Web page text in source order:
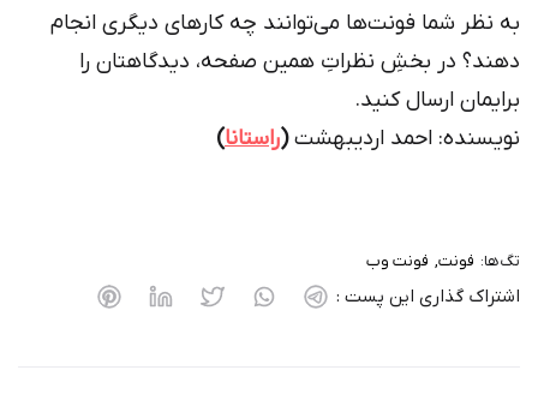
به نظر شما فونت‌ها می‌توانند چه کارهای دیگری انجام
دهند؟ در بخشِ نظراتِ همین صفحه، دیدگاهتان را
برایمان ارسال کنید.
نویسنده: احمد اردیبهشت(راستانا)
تگ‌ها: فونت فونت وب
اشتراک گذاری این پست :